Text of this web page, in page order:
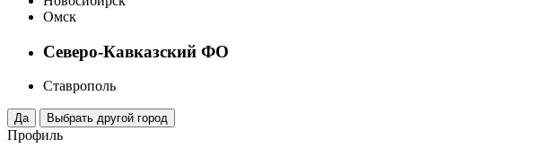
Омск
Северо-Кавказский ФО
Ставрополь
Профиль